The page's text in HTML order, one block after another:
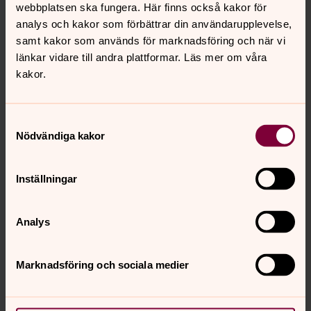
webbplatsen ska fungera. Här finns också kakor för
analys och kakor som förbättrar din användarupplevelse,
samt kakor som används för marknadsföring och när vi
länkar vidare till andra plattformar. Läs mer om våra
kakor.
Nödvändiga kakor
Inställningar
Analys
Marknadsföring och sociala medier
Gammaltestamentlig
Evangelium
Psaltarpsalm
Kyrkoårets bibeltexter